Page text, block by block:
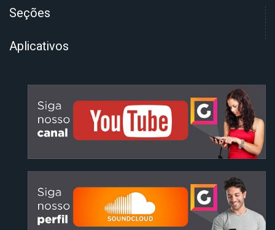
Seções
Aplicativos